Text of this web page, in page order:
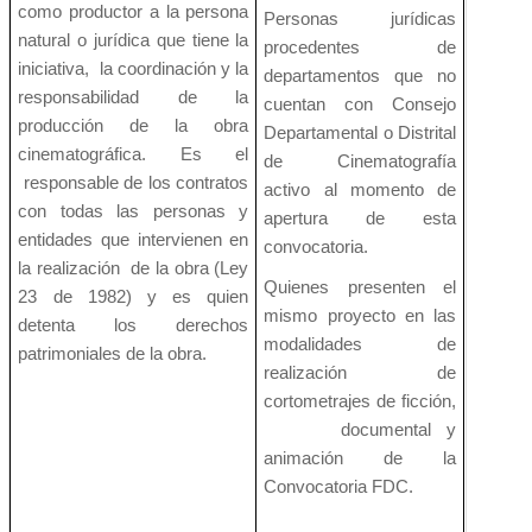
como productor a la persona
natural o jurídica que tiene la
iniciativa, la coordinación y la
responsabilidad de la
producción de la obra
cinematográfica. Es el
responsable de los contratos
con todas las personas y
entidades que intervienen en
la realización de la obra (Ley
23 de 1982) y es quien
detenta los derechos
patrimoniales de la obra.
Personas jurídicas
procedentes de
departamentos que no
cuentan con Consejo
Departamental o Distrital
de Cinematografía
activo al momento de
apertura de esta
convocatoria.
Quienes presenten el
mismo proyecto en las
modalidades de
realización de
cortometrajes de ficción,
documental y
animación de la
Convocatoria FDC.